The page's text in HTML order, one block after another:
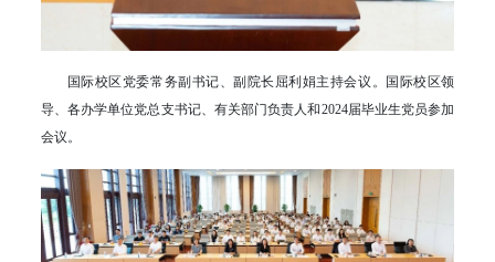
国际校区党委常务副书记、副院长屈利娟主持会议。国际校区领
导、各办学单位党总支书记、有关部门负责人和2024届毕业生党员参加
会议。